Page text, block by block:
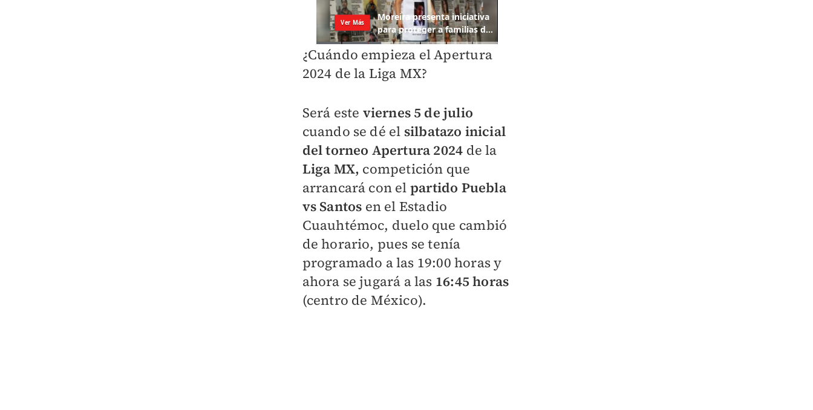
¿Cuándo empieza el Apertura
2024 de la Liga MX?
Será este viernes 5 de julio
cuando se dé el silbatazo inicial
del torneo Apertura 2024 de la
Liga MX, competición que
arrancará con el partido Puebla
vs Santos en el Estadio
Cuauhtémoc, duelo que cambió
de horario, pues se tenía
programado a las 19:00 horas y
ahora se jugará a las 16:45 horas
(centro de México).